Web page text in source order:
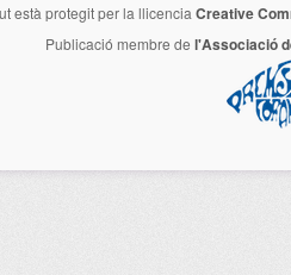
està protegit per la llicencia Creative
Publicació membre de l'Associació